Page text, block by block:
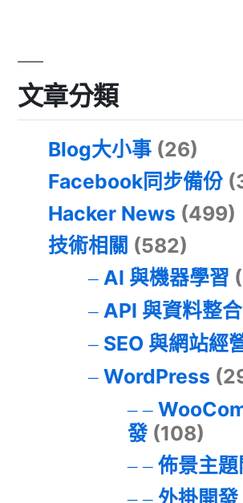
文章分類
Blog大小事 (26)
Facebook同步備份
Hacker News (499)
技術相關 (582)
AI 與機器學習
API 與資料整合
SEO 與網站經
WordPress
發(108)
佈景主